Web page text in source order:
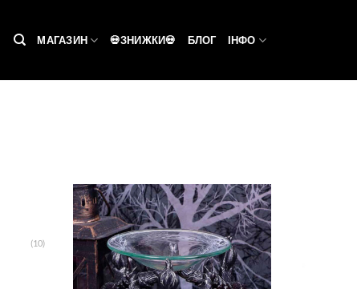
МАГАЗИН 💀ЗНИЖКИ💀 БЛОГ ІНФО
Додати
у
список
(10)